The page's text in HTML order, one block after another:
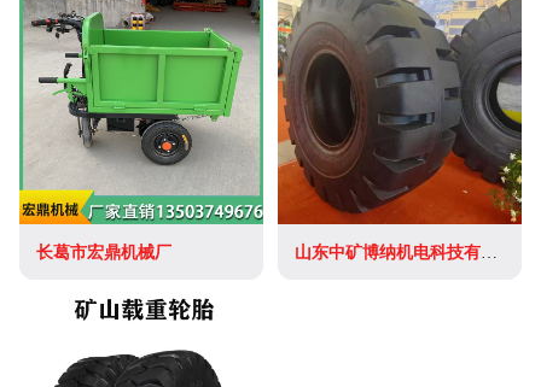
长葛市宏鼎机械厂 山东中矿博纳机电科技有限公司